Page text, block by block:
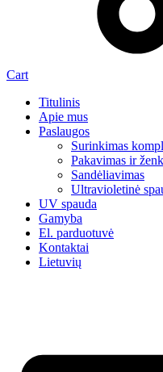
Cart
Titulinis
Apie mus
Paslaugos
Surinkimas
Pakavimas ir
Sandėliavimas
Ultravioletinė
UV spauda
Gamyba
El. parduotuvė
Kontaktai
Lietuvių